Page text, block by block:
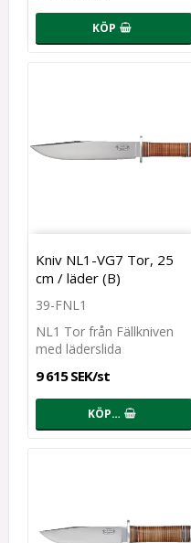
KÖP
Kniv NL1-VG7 Tor, 25
cm / läder (B)
39-FNL1
NL1 Tor från Fällkniven
med läderslida
9 615 SEK/st
KÖP…